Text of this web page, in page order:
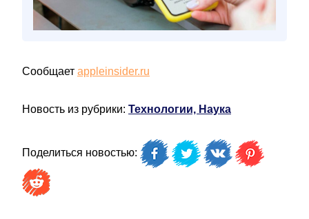
Сообщает appleinsider.ru
Новость из рубрики: Технологии, Наука
Поделиться новостью: